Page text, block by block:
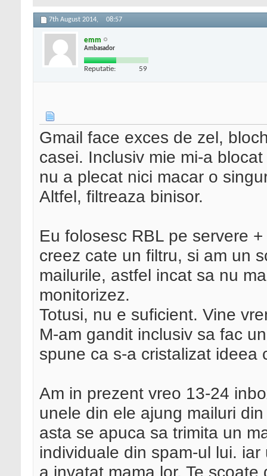
7th August 2014, 08:57
emm
Ambasador
Reputatie: 59
Gmail face exces de zel,
casei. Inclusiv mie mi-a
nu a plecat nici macar o
Altfel, filtreaza binisor.
Eu folosesc RBL pe servere
creez cate un filtru, si am un
mailurile, astfel incat sa nu
monitorizez.
Totusi, nu e suficient. Vine
M-am gandit inclusiv sa fac
spune ca s-a cristalizat ideea
Am in prezent vreo 13-24
unele din ele ajung mailuri
asta se apuca sa trimita un
individuale din spam-ul lui.
a invatat mama lor. Te scoate